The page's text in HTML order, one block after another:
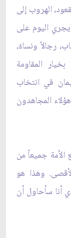
الهروب إلى
اليوم على
رجالاً ونساءً،
المقاومة
في انتخاب
المجاهدون
الأمة جميعاً من
وهذا هو
أنا سأحاول أن